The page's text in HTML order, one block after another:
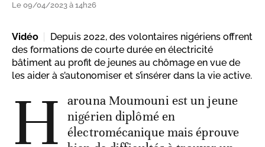
Le 09/04/2023 à 14h26
Vidéo
Depuis 2022, des volontaires nigériens offrent
des formations de courte durée en électricité
bâtiment au profit de jeunes au chômage en vue de
les aider à s’autonomiser et s’insérer dans la vie active.
H
arouna Moumouni est un jeune
nigérien diplômé en
électromécanique mais éprouve